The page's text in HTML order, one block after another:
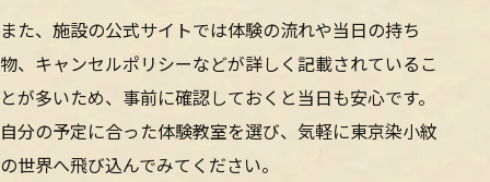
また、施設の公式サイトでは体験の流れや当日の持ち
物、キャンセルポリシーなどが詳しく記載されているこ
とが多いため、事前に確認しておくと当日も安心です。
自分の予定に合った体験教室を選び、気軽に東京染小紋
の世界へ飛び込んでみてください。